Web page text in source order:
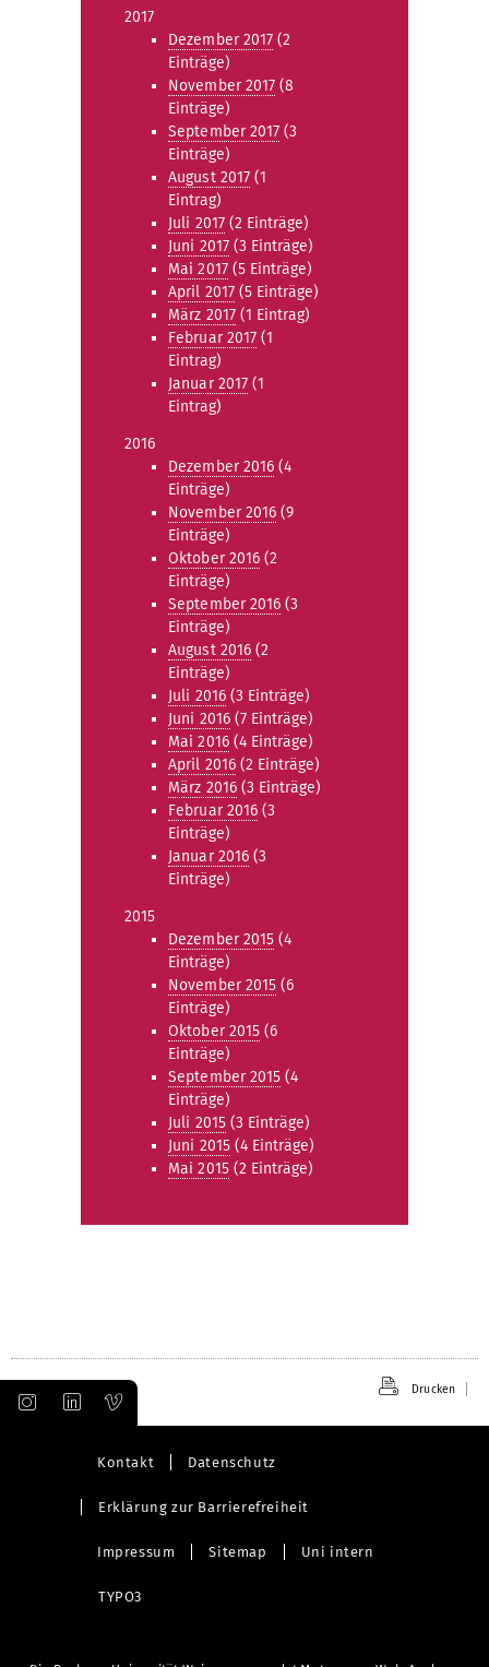
2017
Dezember 2017 (2
Einträge)
November 2017 (8
Einträge)
September 2017 (3
Einträge)
August 2017 (1
Eintrag)
Juli 2017(2 Einträge)
Juni 2017(3 Einträge)
Mai 2017(5 Einträge)
April 2017 (5 Einträge)
März 2017(1 Eintrag)
Februar 2017 (1
Eintrag)
Januar 2017 (1
Eintrag)
2016
Dezember 2016 (4
Einträge)
November 2016 (9
Einträge)
Oktober 2016 (2
Einträge)
September 2016 (3
Einträge)
August 2016 (2
Einträge)
Juli 2016(3 Einträge)
Juni 2016(7 Einträge)
Mai 2016(4 Einträge)
April 2016 (2 Einträge)
März 2016(3 Einträge)
Februar 2016 (3
Einträge)
Januar 2016 (3
Einträge)
2015
Dezember 2015 (4
Einträge)
November 2015 (6
Einträge)
Oktober 2015 (6
Einträge)
September 2015 (4
Einträge)
Juli 2015(3 Einträge)
Juni 2015(4 Einträge)
Mai 2015(2 Einträge)
Drucken
Kontakt Datenschutz
Erklärung zur Barrierefreiheit
Impressum Sitemap Uni intern
TYPO3